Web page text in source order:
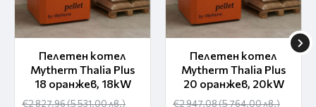
Пелетен котел
Mytherm Thalia Plus
18 оранжев, 18kW
€2 827.96(5 531.00 лв.)
Пелетен котел
Mytherm Thalia Plus
20 оранжев, 20kW
€2 947.08(5 764.00 лв.)